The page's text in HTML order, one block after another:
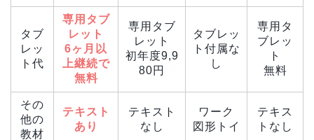
タブ
レッ
ト代
専用タブ
レット
6ヶ月以
上継続で
無料
専用タブ
レット
初年度9,9
80円
タブレッ
ト付属な
し
専用タ
ブレッ
ト
無料
その
他の
教材
テキスト
あり
テキスト
なし
ワーク
図形トイ
テキス
トなし